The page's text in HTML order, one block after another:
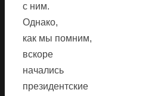
с ним.
Однако,
как мы помним,
вскоре
начались
президентские